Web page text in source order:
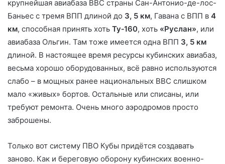
крупнейшая авиабаза ВВС страны Сан-Антонио-де-лос-
Баньес с тремя ВПП длиной до 3, 5 км, Гавана с ВПП в 4
км, способная принять хоть Ту‑160, хоть «Руслан», или
авиабаза Ольгин. Там тоже имеется одна ВПП 3, 5 км
длиной. В настоящее время ресурсы кубинских авиабаз,
весьма хорошо оборудованных, всё равно используются
слабо – в мощных ранее национальных ВВС слишком
мало «живых» бортов. Остальные или списаны, или
требуют ремонта. Очень много аэродромов просто
заброшены.
Только вот систему ПВО Кубы придётся создавать
заново. Как и береговую оборону кубинских военно-